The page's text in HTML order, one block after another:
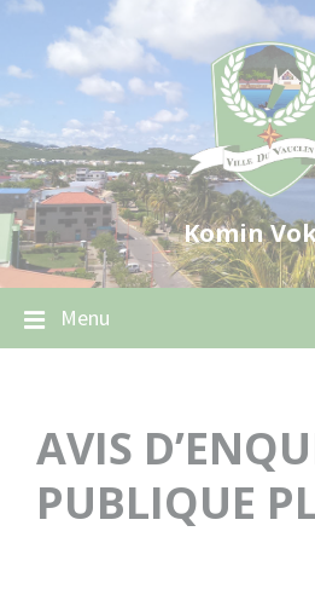
Skip
content
Skip
navigation
Skip
footer
Komin
Menu
AVIS
PUBLIQUE